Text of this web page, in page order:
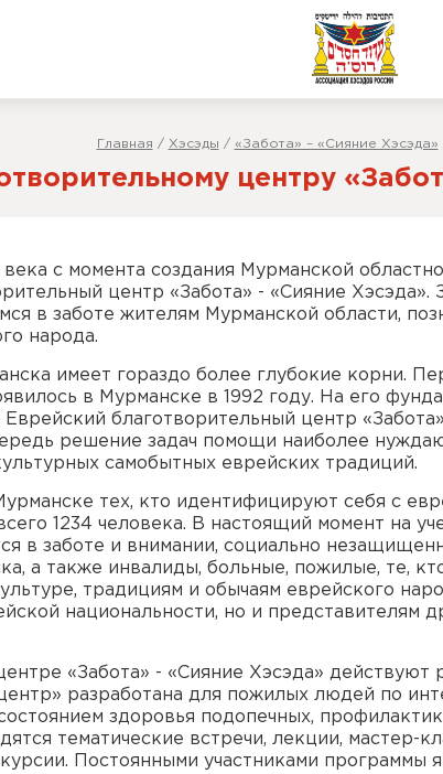
Главная / Хэсэды / «Забота» – «Сияние Хэсэда»
центру
века с момента создания Мурманской
центр «Забота» - «Сияние Хэсэда».
в заботе жителям Мурманской области,
народа.
имеет гораздо более глубокие корни.
в Мурманске в 1992 году. На его
благотворительный центр
решение задач помощи наиболее
самобытных еврейских традиций.
тех, кто идентифицируют себя с
1234 человека. В настоящий момент на
в заботе и внимании, социально
а также инвалиды, больные, пожилые, те,
традициям и обычаям еврейского
национальности, но и представителям
«Забота» - «Сияние Хэсэда» действуют
разработана для пожилых людей по
здоровья подопечных,
тематические встречи, лекции, мастер-
Постоянными участниками программы